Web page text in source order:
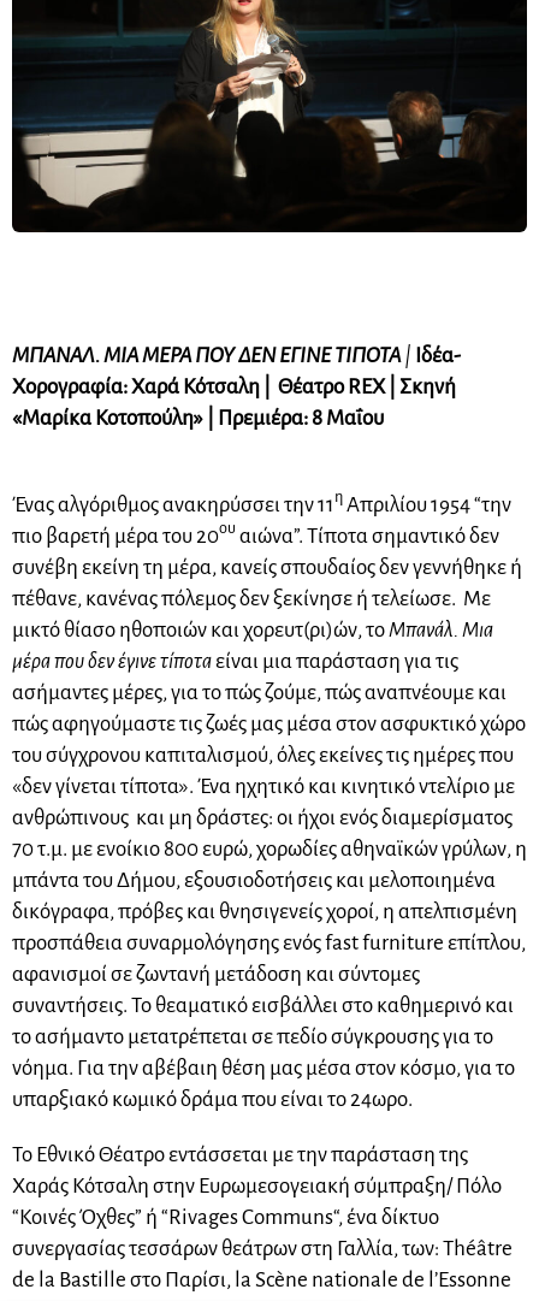
ΜΠΑΝΑΛ. ΜΙΑ ΜΕΡΑ ΠΟΥ ΔΕΝ ΕΓΙΝΕ ΤΙΠΟΤΑ | Ιδέα-
Χορογραφία: Χαρά Κότσαλη | Θέατρο REX | Σκηνή
«Μαρίκα Κοτοπούλη» | Πρεμιέρα: 8 Μαΐου
Ένας αλγόριθμος ανακηρύσσει την 11 η Απριλίου 1954 “την
πιο βαρετή μέρα του 20ου αιώνα”. Τίποτα σημαντικό δεν
συνέβη εκείνη τη μέρα, κανείς σπουδαίος δεν γεννήθηκε ή
πέθανε, κανένας πόλεμος δεν ξεκίνησε ή τελείωσε. Με
μικτό θίασο ηθοποιών και χορευτ(ρι)ών, το Μπανάλ. Μια
μέρα που δεν έγινε τίποταείναι μια παράσταση για τις
ασήμαντες μέρες, για το πώς ζούμε, πώς αναπνέουμε και
πώς αφηγούμαστε τις ζωές μας μέσα στον ασφυκτικό χώρο
του σύγχρονου καπιταλισμού, όλες εκείνες τις ημέρες που
«δεν γίνεται τίποτα». Ένα ηχητικό και κινητικό ντελίριο με
ανθρώπινους και μη δράστες: οι ήχοι ενός διαμερίσματος
70 τ.μ. με ενοίκιο 800 ευρώ, χορωδίες αθηναϊκών γρύλων, η
μπάντα του Δήμου, εξουσιοδοτήσεις και μελοποιημένα
δικόγραφα, πρόβες και θνησιγενείς χοροί, η απελπισμένη
προσπάθεια συναρμολόγησης ενός fast furniture επίπλου,
αφανισμοί σε ζωντανή μετάδοση και σύντομες
συναντήσεις. Το θεαματικό εισβάλλει στο καθημερινό και
το ασήμαντο μετατρέπεται σε πεδίο σύγκρουσης για το
νόημα. Για την αβέβαιη θέση μας μέσα στον κόσμο, για το
υπαρξιακό κωμικό δράμα που είναι το 24ωρο.
Το Εθνικό Θέατρο εντάσσεται με την παράσταση της
Χαράς Κότσαλη στην Ευρωμεσογειακή σύμπραξη/ Πόλο
“Κοινές Όχθες” ή “Rivages Communs“, ένα δίκτυο
συνεργασίας τεσσάρων θεάτρων στη Γαλλία, των: Théâtre
de la Bastille στο Παρίσι, la Scène nationale de l’Essonne